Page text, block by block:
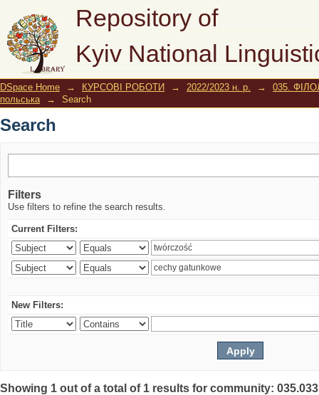
Repository of
Kyiv National
Search
DSpace Home → КУРСОВІ РОБОТИ → 2022/2023 н. р. →
035.
польська
→ Search
Search
Filters
Use filters to refine the search results.
Current Filters:
New Filters:
Showing 1 out of a total of 1 results for community: